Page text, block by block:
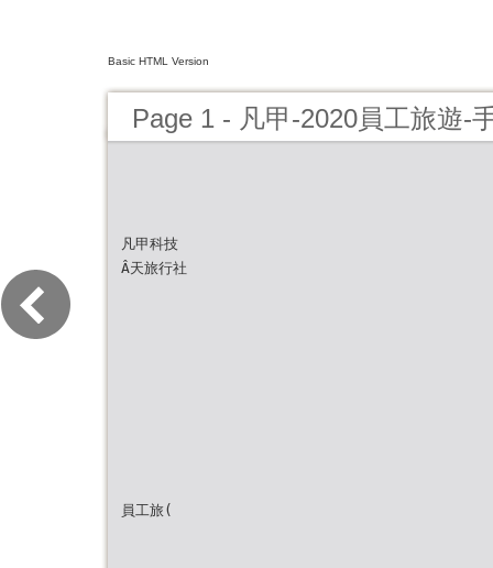
Basic HTML Version
Page 1 - 凡甲-2020員工旅遊-
凡甲科技
Â天旅⾏社
員⼯旅(